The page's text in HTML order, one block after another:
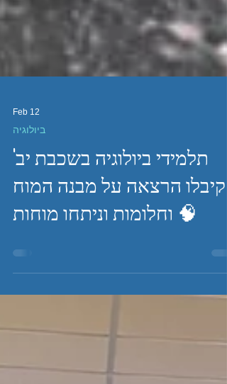
Feb 12
ביולוגיה
תלמידי ביולוגיה בשכבת יב'
קיבלו הרצאה על מבנה המוח